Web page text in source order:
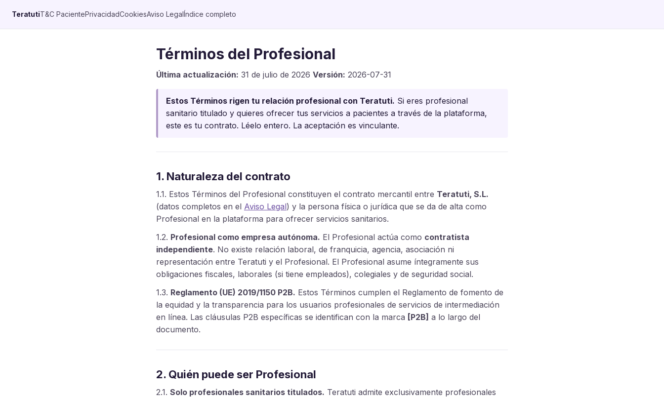
TeratutiT&C PacientePrivacidadCookiesAviso LegalÍndice completo
Términos del Profesional
Última actualización: 31 de julio de 2026 Versión: 2026-07-31
Estos Términos rigen tu relación profesional con Teratuti. Si eres profesional
sanitario titulado y quieres ofrecer tus servicios a pacientes a través de la plataforma,
este es tu contrato. Léelo entero. La aceptación es vinculante.
1. Naturaleza del contrato
1.1. Estos Términos del Profesional constituyen el contrato mercantil entre Teratuti, S.L.
(datos completos en el Aviso Legal) y la persona física o jurídica que se da de alta como
Profesional en la plataforma para ofrecer servicios sanitarios.
1.2. Profesional como empresa autónoma. El Profesional actúa como contratista
independiente. No existe relación laboral, de franquicia, agencia, asociación ni
representación entre Teratuti y el Profesional. El Profesional asume íntegramente sus
obligaciones fiscales, laborales (si tiene empleados), colegiales y de seguridad social.
1.3. Reglamento (UE) 2019/1150 P2B. Estos Términos cumplen el Reglamento de fomento de
la equidad y la transparencia para los usuarios profesionales de servicios de intermediación
en línea. Las cláusulas P2B específicas se identifican con la marca [P2B] a lo largo del
documento.
2. Quién puede ser Profesional
2.1. Solo profesionales sanitarios titulados. Teratuti admite exclusivamente profesionales